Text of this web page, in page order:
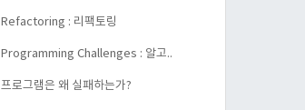
Refactoring : 리팩토링
Programming Challenges : 알고..
프로그램은 왜 실패하는가?